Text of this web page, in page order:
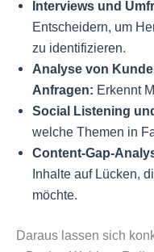
Interviews und
Entscheidern, um
zu identifizieren.
Analyse von
Anfragen: Erkennt
Social Listening
welche Themen in
Content-Gap-
Inhalte auf Lücken,
möchte.
Daraus lassen sich